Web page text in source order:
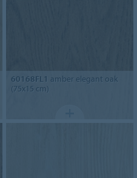
60168FL1 amber elegant oak
(75x15 cm)